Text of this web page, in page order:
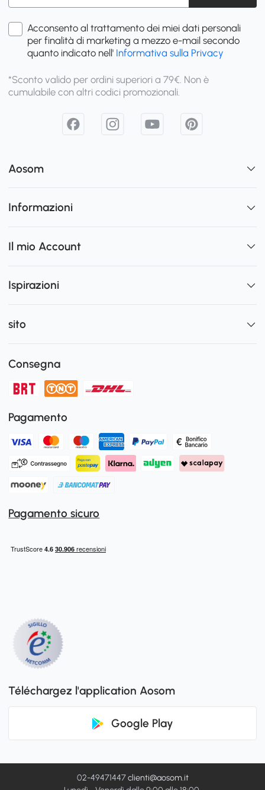
Acconsento al trattamento dei miei dati personali
per finalità di marketing a mezzo e-mail secondo
quanto indicato nell' Informativa sulla Privacy
*Sconto valido per ordini superiori a 79€. Non è
cumulabile con altri codici promozionali.
Aosom
Informazioni
Il mio Account
Ispirazioni
sito
Consegna
Pagamento
Pagamento sicuro
Téléchargez l'application Aosom
Google Play
02-49471447clienti@aosom.it